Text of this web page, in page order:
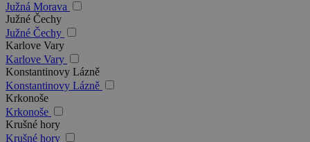
Južná Morava
Južné Čechy
Južné Čechy
Karlove Vary
Karlove Vary
Konstantinovy Lázně
Konstantinovy Lázně
Krkonoše
Krkonoše
Krušné hory
Krušné hory